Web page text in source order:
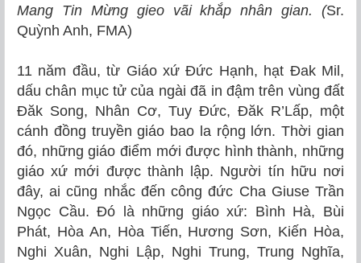
Mang Tin Mừng gieo vãi khắp nhân gian. (Sr.
Quỳnh Anh, FMA)
11 năm đầu, từ Giáo xứ Đức Hạnh, hạt Đak Mil,
dấu chân mục tử của ngài đã in đậm trên vùng đất
Đăk Song, Nhân Cơ, Tuy Đức, Đăk R’Lấp, một
cánh đồng truyền giáo bao la rộng lớn. Thời gian
đó, những giáo điểm mới được hình thành, những
giáo xứ mới được thành lập. Người tín hữu nơi
đây, ai cũng nhắc đến công đức Cha Giuse Trần
Ngọc Cầu. Đó là những giáo xứ: Bình Hà, Bùi
Phát, Hòa An, Hòa Tiến, Hương Sơn, Kiến Hòa,
Nghi Xuân, Nghi Lập, Nghi Trung, Trung Nghĩa,